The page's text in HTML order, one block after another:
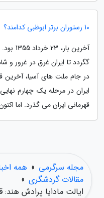
10 رستوران برتر ابوظبی کدامند؟
گگردد تا ایران غرق در غرور و
قهرمانی ایران می گذرد. اما
مجله سرگرمی » همه
مقالات گردشگری »
ایالت مادایا پرادش